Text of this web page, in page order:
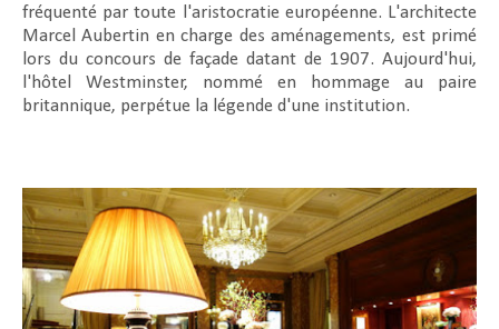
fréquenté par toute l'aristocratie européenne. L'architecte
Marcel Aubertin en charge des aménagements, est primé
lors du concours de façade datant de 1907. Aujourd'hui,
l'hôtel Westminster, nommé en hommage au paire
britannique, perpétue la légende d'une institution.